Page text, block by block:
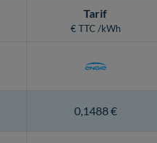
Tarif
€ TTC /kWh
0,1488 €